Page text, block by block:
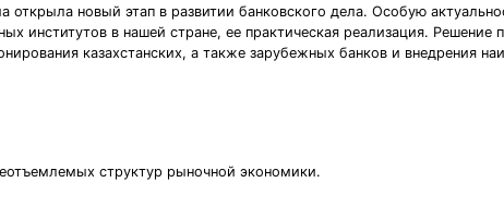
новый этап в развитии банковского дела. Особую
институтов в нашей стране, ее практическая реализация.
казахстанских, а также зарубежных банков и внедрения
структур рыночной экономики.